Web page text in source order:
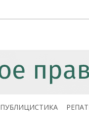
ПУБЛИЦИСТИКА